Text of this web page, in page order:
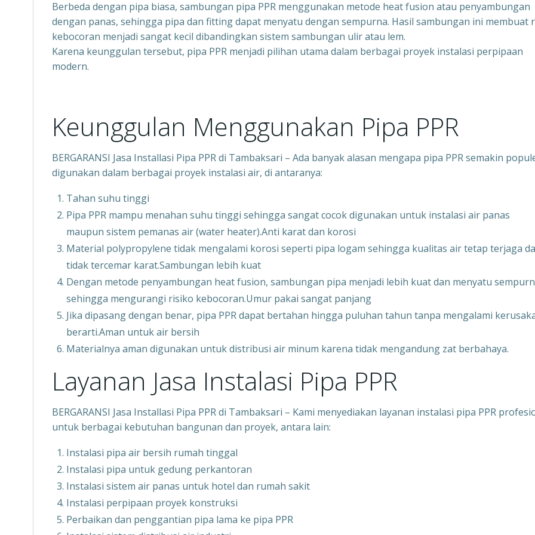
Berbeda dengan pipa biasa, sambungan pipa PPR menggunakan metode heat fusion atau penyambungan
dengan panas, sehingga pipa dan fitting dapat menyatu dengan sempurna. Hasil sambungan ini membuat
kebocoran menjadi sangat kecil dibandingkan sistem sambungan ulir atau lem.
Karena keunggulan tersebut, pipa PPR menjadi pilihan utama dalam berbagai proyek instalasi perpipaan
modern.
Keunggulan Menggunakan Pipa PPR
BERGARANSI Jasa Installasi Pipa PPR di Tambaksari – Ada banyak alasan mengapa pipa PPR semakin
digunakan dalam berbagai proyek instalasi air, di antaranya:
Tahan suhu tinggi
Pipa PPR mampu menahan suhu tinggi sehingga sangat cocok digunakan untuk instalasi air panas
maupun sistem pemanas air (water heater).Anti karat dan korosi
Material polypropylene tidak mengalami korosi seperti pipa logam sehingga kualitas air tetap terjaga
tidak tercemar karat.Sambungan lebih kuat
Dengan metode penyambungan heat fusion, sambungan pipa menjadi lebih kuat dan menyatu
sehingga mengurangi risiko kebocoran.Umur pakai sangat panjang
Jika dipasang dengan benar, pipa PPR dapat bertahan hingga puluhan tahun tanpa mengalami
berarti.Aman untuk air bersih
Materialnya aman digunakan untuk distribusi air minum karena tidak mengandung zat berbahaya.
Layanan Jasa Instalasi Pipa PPR
BERGARANSI Jasa Installasi Pipa PPR di Tambaksari – Kami menyediakan layanan instalasi pipa PPR
untuk berbagai kebutuhan bangunan dan proyek, antara lain:
Instalasi pipa air bersih rumah tinggal
Instalasi pipa untuk gedung perkantoran
Instalasi sistem air panas untuk hotel dan rumah sakit
Instalasi perpipaan proyek konstruksi
Perbaikan dan penggantian pipa lama ke pipa PPR